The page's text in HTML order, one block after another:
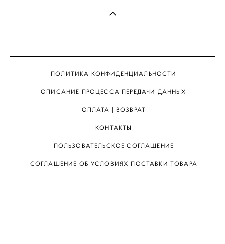
ПОЛИТИКА КОНФИДЕНЦИАЛЬНОСТИ
ОПИСАНИЕ ПРОЦЕССА ПЕРЕДАЧИ ДАННЫХ
ОПЛАТА | ВОЗВРАТ
КОНТАКТЫ
ПОЛЬЗОВАТЕЛЬСКОЕ СОГЛАШЕНИЕ
СОГЛАШЕНИЕ ОБ УСЛОВИЯХ ПОСТАВКИ ТОВАРА